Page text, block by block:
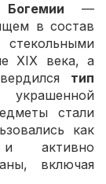
Богемии —
в состав
XIX века, а
тип
стали
как
и активно
включая